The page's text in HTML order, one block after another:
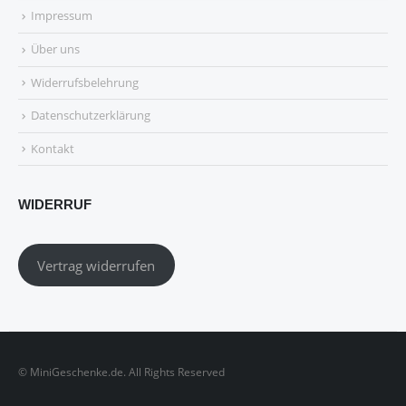
Impressum
Über uns
Widerrufsbelehrung
Datenschutzerklärung
Kontakt
WIDERRUF
Vertrag widerrufen
© MiniGeschenke.de. All Rights Reserved